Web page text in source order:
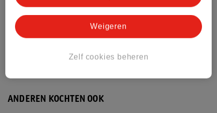
Bekijk ook
ANDEREN KOCHTEN OOK
Zelf cookies beheren
Weigeren